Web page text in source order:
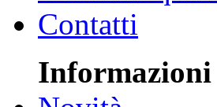
Contatti
Informazioni